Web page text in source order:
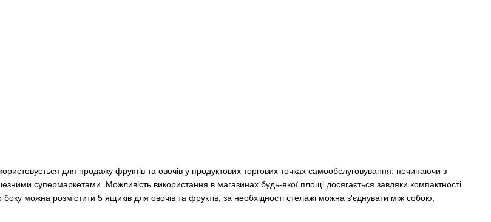
для продажу фруктів та овочів у продуктових торгових точках самообслуговування: починаючи з
супермаркетами. Можливість використання в магазинах будь-якої площі досягається завдяки компактності
можна розмістити 5 ящиків для овочів та фруктів, за необхідності стелажі можна з'єднувати між собою,